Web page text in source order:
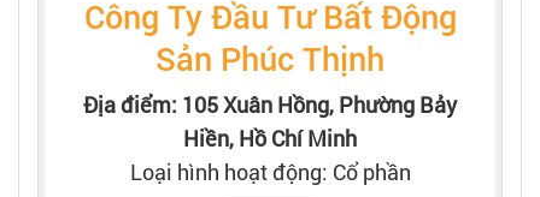
Tạo hồ sơ
Cẩm nang việc làm
Công Ty Đầu Tư Bất Động
Sản Phúc Thịnh
Địa điểm: 105 Xuân Hồng, Phường Bảy
Hiền, Hồ Chí Minh
Loại hình hoạt động: Cổ phần